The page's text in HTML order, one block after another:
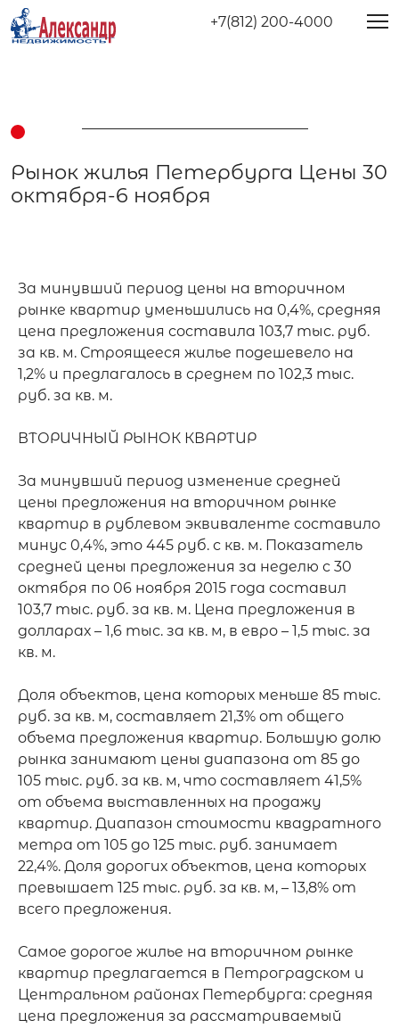
+7(812) 200-4000
Рынок жилья Петербурга Цены 30
октября-6 ноября
За минувший период цены на вторичном
рынке квартир уменьшились на 0,4%, средняя
цена предложения составила 103,7 тыс. руб.
за кв. м. Строящееся жилье подешевело на
1,2% и предлагалось в среднем по 102,3 тыс.
руб. за кв. м.
ВТОРИЧНЫЙ РЫНОК КВАРТИР
За минувший период изменение средней
цены предложения на вторичном рынке
квартир в рублевом эквиваленте составило
минус 0,4%, это 445 руб. с кв. м. Показатель
средней цены предложения за неделю с 30
октября по 06 ноября 2015 года составил
103,7 тыс. руб. за кв. м. Цена предложения в
долларах – 1,6 тыс. за кв. м, в евро – 1,5 тыс. за
кв. м.
Доля объектов, цена которых меньше 85 тыс.
руб. за кв. м, составляет 21,3% от общего
объема предложения квартир. Большую долю
рынка занимают цены диапазона от 85 до
105 тыс. руб. за кв. м, что составляет 41,5%
от объема выставленных на продажу
квартир. Диапазон стоимости квадратного
метра от 105 до 125 тыс. руб. занимает
22,4%. Доля дорогих объектов, цена которых
превышает 125 тыс. руб. за кв. м, – 13,8% от
всего предложения.
Самое дорогое жилье на вторичном рынке
квартир предлагается в Петроградском и
Центральном районах Петербурга: средняя
цена предложения за рассматриваемый